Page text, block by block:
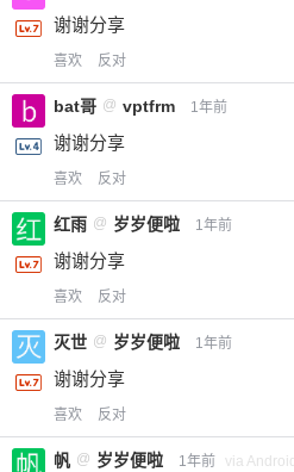
谢谢分享
喜欢 反对
bat哥 @ vptfrm 1年前
谢谢分享
喜欢 反对
红雨 @ 岁岁便啦 1年前
谢谢分享
喜欢 反对
灭世 @ 岁岁便啦 1年前
谢谢分享
喜欢 反对
帆 @ 岁岁便啦 1年前 via Android